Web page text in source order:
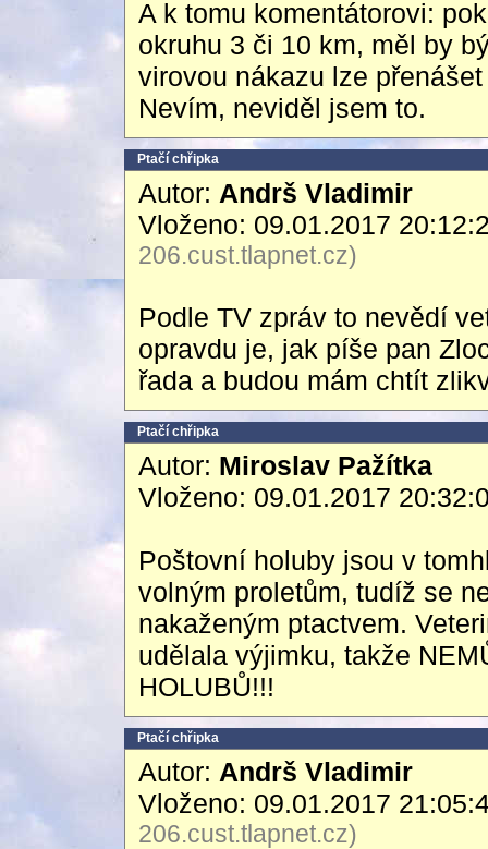
A k tomu komentátorovi:
okruhu 3 či 10 km, měl by
virovou nákazu lze
Nevím, neviděl jsem to.
Ptačí chřipka
Autor: Andrš Vladimir
Vloženo: 09.01.2017
206.cust.tlapnet.cz)
Podle TV zpráv to nevědí
opravdu je, jak píše pan
řada a budou mám chtít
Ptačí chřipka
Autor: Miroslav Pažítka
Vloženo: 09.01.2017
Poštovní holuby jsou v
volným proletům, tudíž se
nakaženým ptactvem.
udělala výjimku, takže
HOLUBŮ!!!
Ptačí chřipka
Autor: Andrš Vladimir
Vloženo: 09.01.2017
206.cust.tlapnet.cz)